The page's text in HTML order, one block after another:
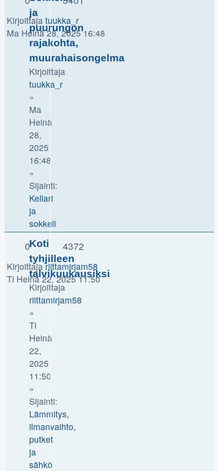
ja
puurungon
rajakohta,
muurahaisongelma
Kirjoittaja
tuukka_r
»
Ma
Heinä
28,
2025
16:48
»
Sijainti:
Kellari
ja
sokkeli
Kirjoittaja tuukka_r
Ma Heinä 28, 2025 16:48
Koti
tyhjilleen
talvikuukausiksi
Kirjoittaja
riittamirjam58
»
Ti
Heinä
22,
2025
11:50
»
Sijainti:
Lämmitys,
ilmanvaihto,
putket
ja
sähkö
0 4372
Kirjoittajariittamirjam58
Ti Heinä 22, 2025 11:50